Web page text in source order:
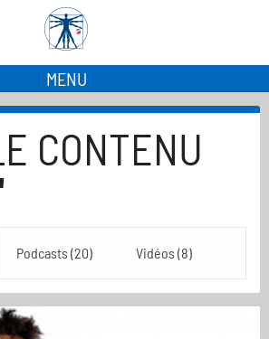
MENU
CONTENU
Podcasts (20) Vidéos (8)